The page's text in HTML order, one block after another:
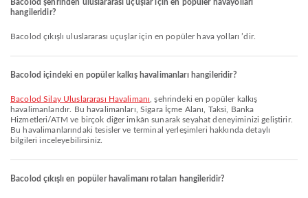
Bacolod şehrinden uluslararası uçuşlar için en popüler havayolları
hangileridir?
Bacolod çıkışlı uluslararası uçuşlar için en popüler hava yolları ’dir.
Bacolod içindeki en popüler kalkış havalimanları hangileridir?
Bacolod Silay Uluslararası Havalimanı , şehrindeki en popüler kalkış
havalimanlarıdır. Bu havalimanları, Sigara İçme Alanı, Taksi, Banka
Hizmetleri/ATM ve birçok diğer imkân sunarak seyahat deneyiminizi geliştirir.
Bu havalimanlarındaki tesisler ve terminal yerleşimleri hakkında detaylı
bilgileri inceleyebilirsiniz.
Bacolod çıkışlı en popüler havalimanı rotaları hangileridir?